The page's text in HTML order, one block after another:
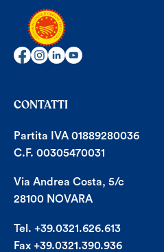
CONTATTI
Partita IVA 01889280036
C.F. 00305470031
Via Andrea Costa, 5/c
28100 NOVARA
Tel. +39.0321.626.613
Fax +39.0321.390.936